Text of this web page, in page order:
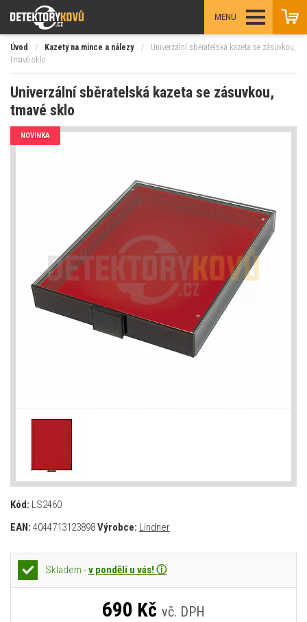
MENU
Úvod / Kazety na mince a nálezy /
Univerzální sběratelská kazeta se zásuvkou,
tmavé sklo
Univerzální sběratelská kazeta se zásuvkou,
tmavé sklo
NOVINKA
Kód: LS2460
EAN: 4044713123898Výrobce: Lindner
Skladem -v pondělí u vás! ⓘ
690 Kč vč. DPH